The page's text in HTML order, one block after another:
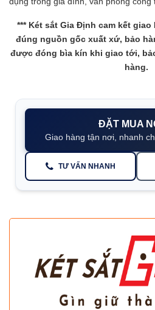
*** Két sắt Gia Định cam kết giao
đúng nguồn gốc xuất xứ, bảo
được đóng bìa kín khi giao tới,
hàng.
ĐẶT MUA
Giao hàng tận nơi, nhanh
TƯ VẤN NHANH